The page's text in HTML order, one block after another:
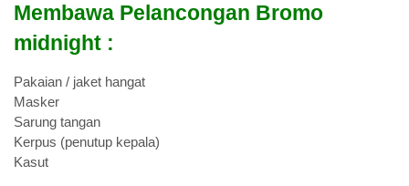
Membawa Pelancongan Bromo
midnight :
Pakaian / jaket hangat
Masker
Sarung tangan
Kerpus (penutup kepala)
Kasut